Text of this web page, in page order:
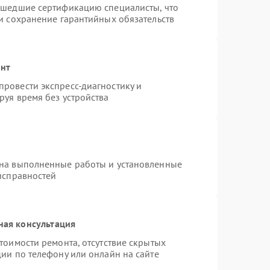
сертификацию специалисты, что
гарантийных обязательств
экспресс-диагностику и
время без устройства
выполненные работы и установленные
консультация
ремонта, отсутствие скрытых
по телефону или онлайн на сайте